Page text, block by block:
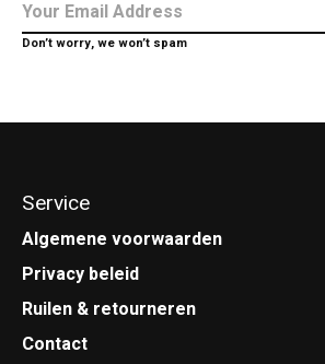
Don’t worry, we won’t spam
Service
Algemene voorwaarden
Privacy beleid
Ruilen & retourneren
Contact